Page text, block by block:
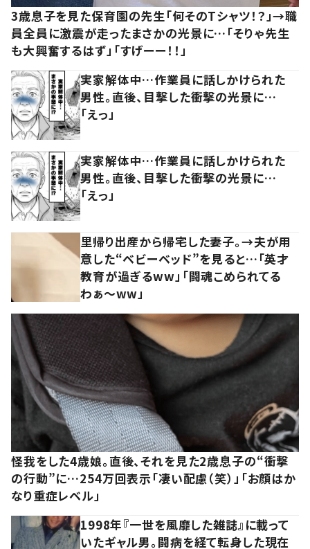
3歳息子を見た保育園の先生「何そのTシャツ！？」→職
員全員に激震が走ったまさかの光景に…「そりゃ先生
も大興奮するはず」「すげーー！！」
実家解体中…作業員に話しかけられた
男性。直後、目撃した衝撃の光景に…
「えっ」
実家解体中…作業員に話しかけられた
男性。直後、目撃した衝撃の光景に…
「えっ」
里帰り出産から帰宅した妻子。→夫が用
意した“ベビーベッド”を見ると…「英才
教育が過ぎるww」「闘魂こめられてる
わぁ～ww」
怪我をした4歳娘。直後、それを見た2歳息子の“衝撃
の行動”に…254万回表示「凄い配慮（笑）」「お顔はか
なり重症レベル」
1998年『一世を風靡した雑誌』に載って
いたギャル男。闘病を経て転身した現在